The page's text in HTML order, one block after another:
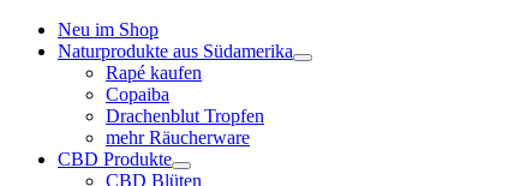
Neu im Shop
Naturprodukte aus Südamerika
Rapé kaufen
Copaiba
Drachenblut Tropfen
mehr Räucherware
CBD Produkte
CBD Blüten